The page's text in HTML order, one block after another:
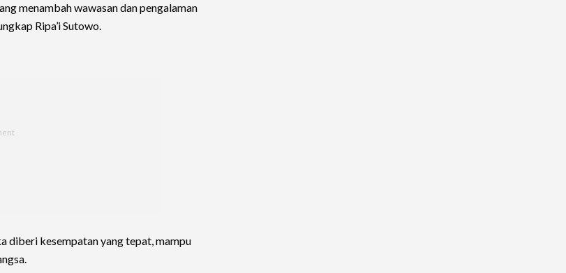
menambah wawasan dan pengalaman
Ripa’i Sutowo.
diberi kesempatan yang tepat, mampu